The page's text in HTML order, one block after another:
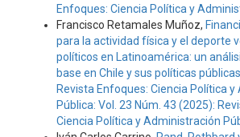
Enfoques: Ciencia Política y
Francisco Retamales Muñoz,
para la actividad física y el deporte
políticos en Latinoamérica: un
base en Chile y sus políticas
Revista Enfoques: Ciencia Política
Pública: Vol. 23 Núm. 43 (2025):
Ciencia Política y Administración